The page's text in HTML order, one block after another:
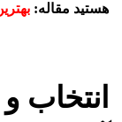
هستید مقاله:
انتخاب